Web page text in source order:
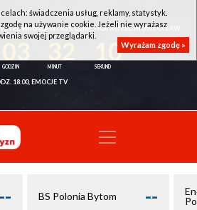
WROCŁAW - KSK QEMETICA NOTEĆ INOWROCŁAW
10
18:00, EMOCJE TV
-- BS Polonia Bytom --
świadczenia usług, reklamy, statystyk.
na używanie cookie. Jeżeli nie wyrażasz
swojej przeglądarki.
Wyrażam zgodę »